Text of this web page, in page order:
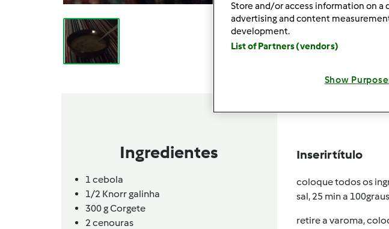
Ingredientes
1 cebola
1/2 Knorr galinha
300gCorgete
2cenouras
Inserir título
coloque todos os
sal, 25 min a
retire a varoma,
Store and/or access information on a
advertising and content
development.
List of Partners (vendors)
Show